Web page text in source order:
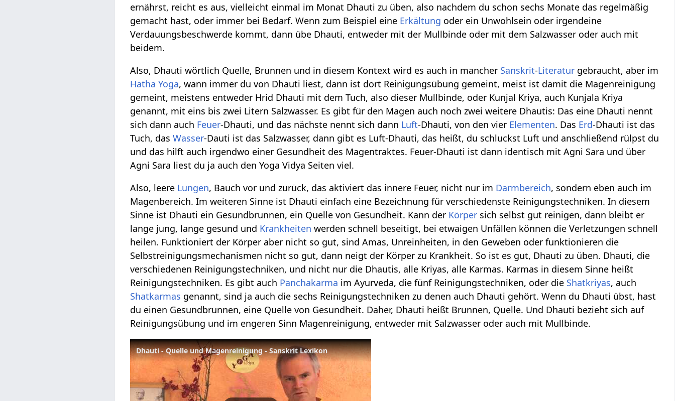
ernährst, reicht es aus, vielleicht einmal im Monat Dhauti zu üben, also nachdem du schon sechs Monate das regelmäßig
gemacht hast, oder immer bei Bedarf. Wenn zum Beispiel eine Erkältung oder ein Unwohlsein oder irgendeine
Verdauungsbeschwerde kommt, dann übe Dhauti, entweder mit der Mullbinde oder mit dem Salzwasser oder auch mit
beidem.
Also, Dhauti wörtlich Quelle, Brunnen und in diesem Kontext wird es auch in mancher Sanskrit-Literatur gebraucht, aber im
Hatha Yoga, wann immer du von Dhauti liest, dann ist dort Reinigungsübung gemeint, meist ist damit die Magenreinigung
gemeint, meistens entweder Hrid Dhauti mit dem Tuch, also dieser Mullbinde, oder Kunjal Kriya, auch Kunjala Kriya
genannt, mit eins bis zwei Litern Salzwasser. Es gibt für den Magen auch noch zwei weitere Dhautis: Das eine Dhauti nennt
sich dann auch Feuer-Dhauti, und das nächste nennt sich dann Luft-Dhauti, von den vier Elementen. Das Erd-Dhauti ist das
Tuch, dasWasser-Dauti ist das Salzwasser, dann gibt es Luft-Dhauti, das heißt, du schluckst Luft und anschließend rülpst du
und das hilft auch irgendwo einer Gesundheit des Magentraktes. Feuer-Dhauti ist dann identisch mit Agni Sara und über
Agni Sara liest du ja auch den Yoga Vidya Seiten viel.
Also, leere Lungen, Bauch vor und zurück, das aktiviert das innere Feuer, nicht nur im Darmbereich, sondern eben auch im
Magenbereich. Im weiteren Sinne ist Dhauti einfach eine Bezeichnung für verschiedenste Reinigungstechniken. In diesem
Sinne ist Dhauti ein Gesundbrunnen, ein Quelle von Gesundheit. Kann der Körper sich selbst gut reinigen, dann bleibt er
lange jung, lange gesund und Krankheiten werden schnell beseitigt, bei etwaigen Unfällen können die Verletzungen schnell
heilen. Funktioniert der Körper aber nicht so gut, sind Amas, Unreinheiten, in den Geweben oder funktionieren die
Selbstreinigungsmechanismen nicht so gut, dann neigt der Körper zu Krankheit. So ist es gut, Dhauti zu üben. Dhauti, die
verschiedenen Reinigungstechniken, und nicht nur die Dhautis, alle Kriyas, alle Karmas. Karmas in diesem Sinne heißt
Reinigungstechniken. Es gibt auch Panchakarma im Ayurveda, die fünf Reinigungstechniken, oder die Shatkriyas, auch
Shatkarmas genannt, sind ja auch die sechs Reinigungstechniken zu denen auch Dhauti gehört. Wenn du Dhauti übst, hast
du einen Gesundbrunnen, eine Quelle von Gesundheit. Daher, Dhauti heißt Brunnen, Quelle. Und Dhauti bezieht sich auf
Reinigungsübung und im engeren Sinn Magenreinigung, entweder mit Salzwasser oder auch mit Mullbinde.
Dhauti - Quelle und Magenreinigung - Sanskrit Lexikon